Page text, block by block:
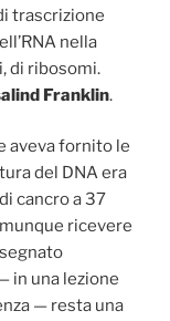
trascrizione
nella
di ribosomi.
Franklin.
aveva fornito le
del DNA era
cancro a 37
ricevere
in una lezione
— resta una